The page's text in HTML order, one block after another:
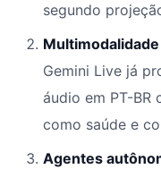
segundo
Gemini Live já
áudio em PT-
como saúde e
Agentes